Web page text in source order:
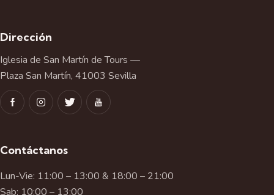
Dirección
Iglesia de San Martín de Tours —
Plaza San Martín, 41003 Sevilla
Contáctanos
Lun-Vie: 11:00 – 13:00 & 18:00 – 21:00
Sab: 10:00 – 13:00